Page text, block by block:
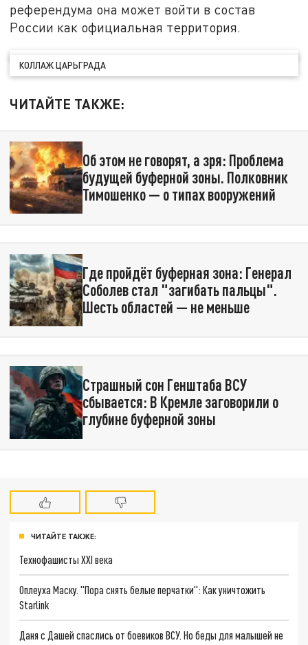
референдума она может войти в состав
России как официальная территория.
КОЛЛАЖ ЦАРЬГРАДА
ЧИТАЙТЕ ТАКЖЕ:
Об этом не говорят, а зря: Проблема
будущей буферной зоны. Полковник
Тимошенко — о типах вооружений
Где пройдёт буферная зона: Генерал
Соболев стал "загибать пальцы".
Шесть областей — не меньше
Страшный сон Генштаба ВСУ
сбывается: В Кремле заговорили о
глубине буферной зоны
ЧИТАЙТЕ ТАКЖЕ:
Технофашисты XXI века
Оплеуха Маску. "Пора снять белые перчатки": Как уничтожить
Starlink
Даня с Дашей спаслись от боевиков ВСУ. Но беды для малышей не